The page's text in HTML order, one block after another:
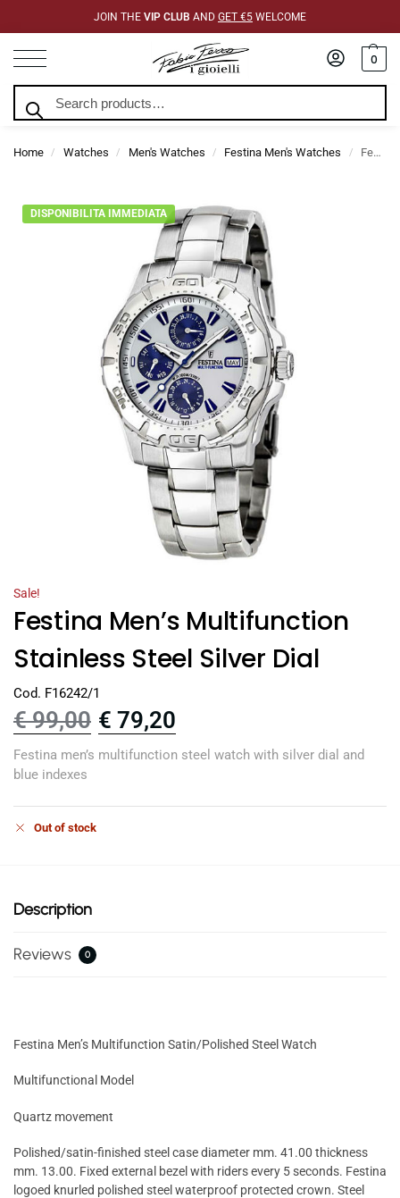
JOIN THE VIP CLUB AND GET €5 WELCOME
0
Home / Watches / Men's Watches / Festina Men's Watches / Festina Men’s Multifunction Stainless Steel Silver Dial
DISPONIBILITA IMMEDIATA
Sale!
Festina Men’s Multifunction
Stainless Steel Silver Dial
Cod. F16242/1
€99,00 € 79,20
Festina men’s multifunction steel watch with silver dial and
blue indexes
Out of stock
Description
Reviews 0
Festina Men’s Multifunction Satin/Polished Steel Watch
Multifunctional Model
Quartz movement
Polished/satin-finished steel case diameter mm. 41.00 thickness
mm. 13.00. Fixed external bezel with riders every 5 seconds. Festina
logoed knurled polished steel waterproof protected crown. Steel